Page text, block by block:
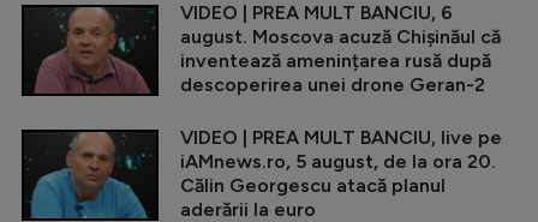
VIDEO | PREA MULT BANCIU, 6
august. Moscova acuză Chișinăul că
inventează amenințarea rusă după
descoperirea unei drone Geran-2
VIDEO | PREA MULT BANCIU, live pe
iAMnews.ro, 5 august, de la ora 20.
Călin Georgescu atacă planul
aderării la euro